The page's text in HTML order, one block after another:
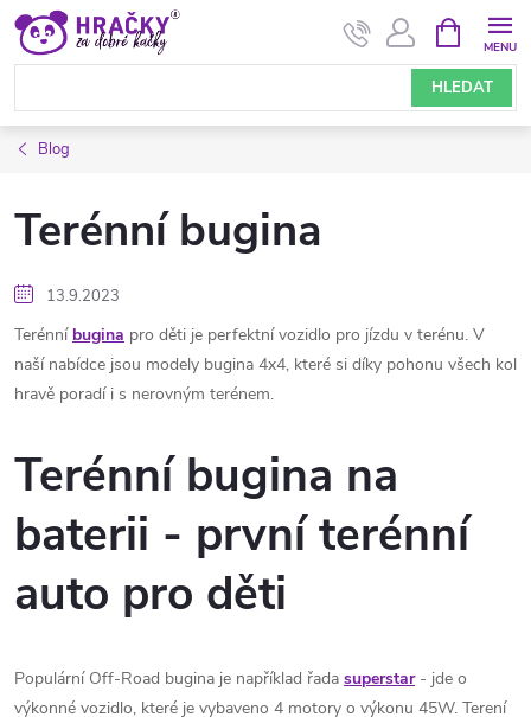
Přejít
obsah
HLEDAT
NÁKUPNÍ
KOŠÍK
Blog
Terénní bugina
13.9.2023
Terénní bugina pro děti je perfektní vozidlo pro jízdu v terénu. V
naší nabídce jsou modely bugina 4x4, které si díky pohonu všech kol
hravě poradí i s nerovným terénem.
Terénní bugina na
baterii - první terénní
auto pro děti
Populární Off-Road bugina je například řada superstar- jde o
výkonné vozidlo, které je vybaveno 4 motory o výkonu 45W. Terení